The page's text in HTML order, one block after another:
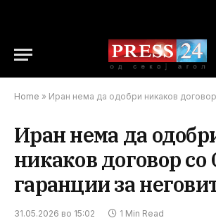
Home » Иран нема да одобри никаков договор со САД без
Иран нема да
никаков договор
гаранции за
31.05.2026 во 15:02 1 Min Read